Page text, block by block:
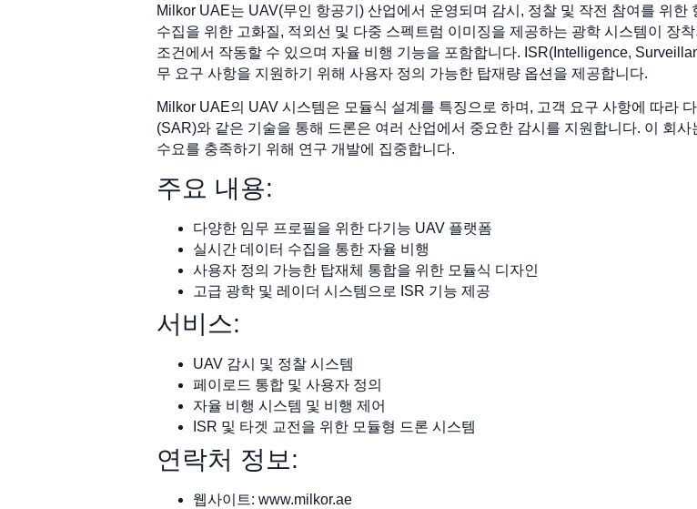
Milkor UAE는 UAV(무인 항공기) 산업에서 운영되며 감시, 정찰 및 작전 참여를 위
수집을 위한 고화질, 적외선 및 다중 스펙트럼 이미징을 제공하는 광학 시스템이 장
조건에서 작동할 수 있으며 자율 비행 기능을 포함합니다. ISR(Intelligence,
무 요구 사항을 지원하기 위해 사용자 정의 가능한 탑재량 옵션을 제공합니다.
Milkor UAE의 UAV 시스템은 모듈식 설계를 특징으로 하며, 고객 요구 사항에 따라
(SAR)와 같은 기술을 통해 드론은 여러 산업에서 중요한 감시를 지원합니다. 이 회
수요를 충족하기 위해 연구 개발에 집중합니다.
주요 내용:
다양한 임무 프로필을 위한 다기능 UAV 플랫폼
실시간 데이터 수집을 통한 자율 비행
사용자 정의 가능한 탑재체 통합을 위한 모듈식 디자인
고급 광학 및 레이더 시스템으로 ISR 기능 제공
서비스:
UAV 감시 및 정찰 시스템
페이로드 통합 및 사용자 정의
자율 비행 시스템 및 비행 제어
ISR 및 타겟 교전을 위한 모듈형 드론 시스템
연락처 정보:
웹사이트: www.milkor.ae